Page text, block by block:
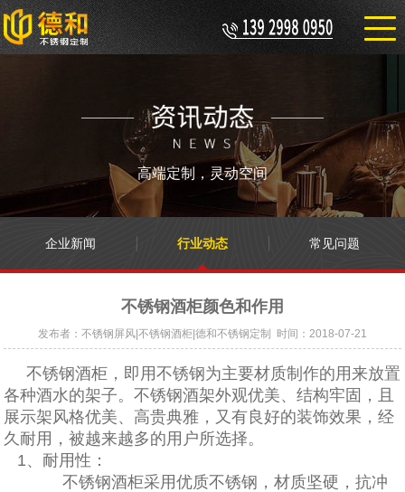
高端定制，灵动空间
企业新闻 行业动态 常见问题
不锈钢酒柜颜色和作用
发布者：不锈钢屏风|不锈钢酒柜|德和不锈钢定制 时间：2018-07-21
不锈钢酒柜，即用不锈钢为主要材质制作的用来放置
各种酒水的架子。不锈钢酒架外观优美、结构牢固，且
展示架风格优美、高贵典雅，又有良好的装饰效果，经
久耐用，被越来越多的用户所选择。
1、耐用性：
不锈钢酒柜采用优质不锈钢，材质坚硬，抗冲